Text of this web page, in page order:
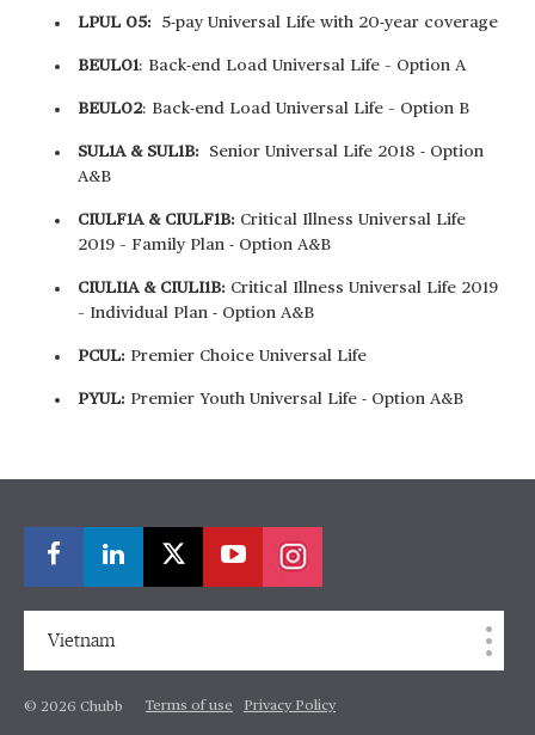
LPUL 05: 5-pay Universal Life with 20-year coverage
BEUL01: Back-end Load Universal Life – Option A
BEUL02: Back-end Load Universal Life – Option B
SUL1A & SUL1B:
Senior Universal Life 2018 - Option
A&B
CIULF1A & CIULF1B: Critical Illness Universal Life
2019 – Family Plan - Option A&B
CIULI1A & CIULI1B: Critical Illness Universal Life 2019
– Individual Plan - Option A&B
PCUL: Premier Choice Universal Life
PYUL: Premier Youth Universal Life - Option A&B
Vietnam
© 2026 Chubb Terms of use Privacy Policy